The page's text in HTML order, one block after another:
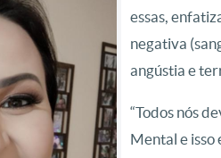
essas,
negativa
angústia e
“Todos nós
Mental e isso